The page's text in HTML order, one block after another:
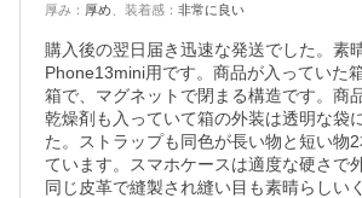
厚み ： 厚め 装着感 ： 非常に良い
購入後の翌日届き迅速な発送でした。素
Phone13mini用です。商品が入っていた
箱で、マグネットで閉まる構造です。商
乾燥剤も入っていて箱の外装は透明な袋
た。ストラップも同色が長い物と短い物
ています。スマホケースは適度な硬さで
同じ皮革で縫製され縫い目も素晴らしい